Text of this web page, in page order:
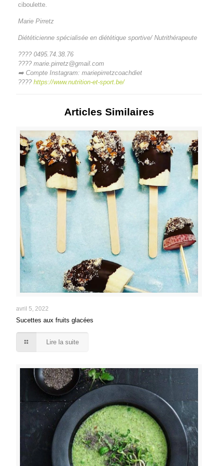
ciboulette.
Marie Pirretz
Diététicienne spécialisée en diététique sportive/ Nutrithérapeute
???? 0495.74.38.76
???? marie.pirretz@gmail.com
➡️ Compte Instagram: mariepirretzcoachdiet
???? https://www.nutrition-et-sport.be/
Articles Similaires
avril 5, 2022
Sucettes aux fruits glacées
Lire la suite